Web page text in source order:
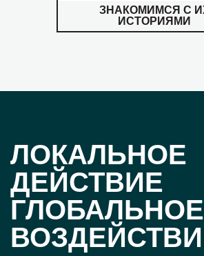
ЗНАКОМИМСЯ С
ИСТОРИЯМИ
ЛОКАЛЬНОЕ
ДЕЙСТВИЕ
ГЛОБАЛЬНОЕ